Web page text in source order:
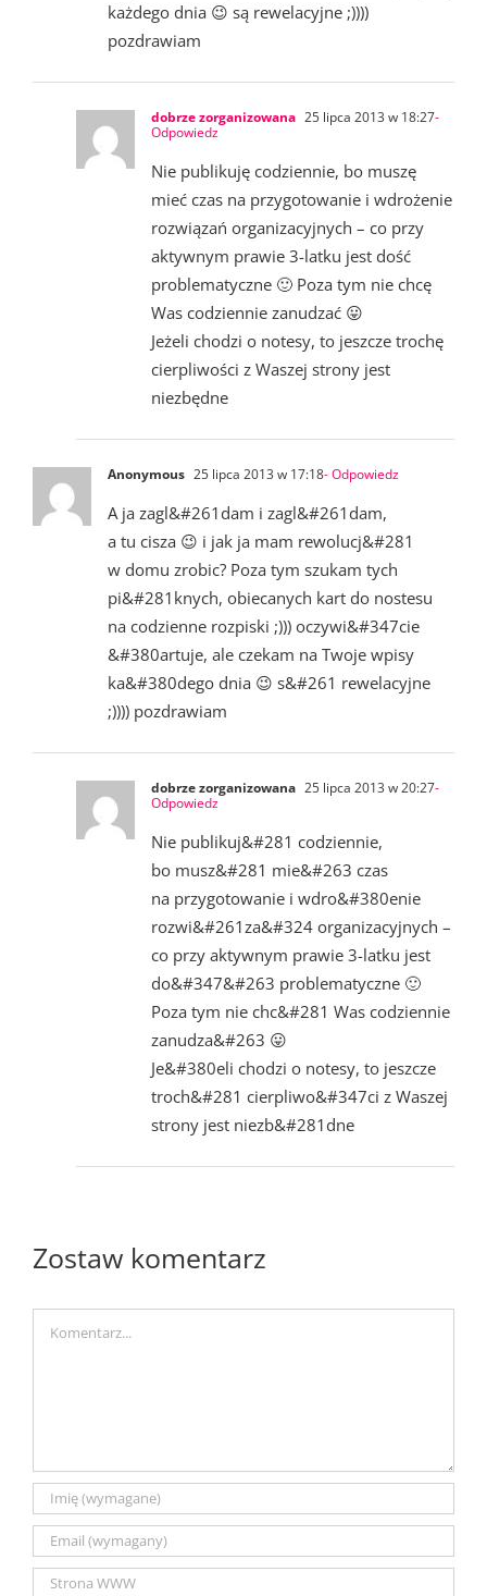
każdego dnia 😉 są rewelacyjne ;))))
pozdrawiam
dobrze zorganizowana 25 lipca 2013 w 18:27-
Odpowiedz
Nie publikuję codziennie, bo muszę
mieć czas na przygotowanie i wdrożenie
rozwiązań organizacyjnych – co przy
aktywnym prawie 3-latku jest dość
problematyczne 🙂 Poza tym nie chcę
Was codziennie zanudzać 😛
Jeżeli chodzi o notesy, to jeszcze trochę
cierpliwości z Waszej strony jest
niezbędne
Anonymous 25 lipca 2013 w 17:18- Odpowiedz
A ja zagl&#261dam i zagl&#261dam,
a tu cisza 😉 i jak ja mam rewolucj&#281
w domu zrobic? Poza tym szukam tych
pi&#281knych, obiecanych kart do nostesu
na codzienne rozpiski ;))) oczywi&#347cie
&#380artuje, ale czekam na Twoje wpisy
ka&#380dego dnia 😉 s&#261 rewelacyjne
;)))) pozdrawiam
dobrze zorganizowana 25 lipca 2013 w 20:27-
Odpowiedz
Nie publikuj&#281 codziennie,
bo musz&#281 mie&#263 czas
na przygotowanie i wdro&#380enie
rozwi&#261za&#324 organizacyjnych –
co przy aktywnym prawie 3-latku jest
do&#347&#263 problematyczne 🙂
Poza tym nie chc&#281 Was codziennie
zanudza&#263 😛
Je&#380eli chodzi o notesy, to jeszcze
troch&#281 cierpliwo&#347ci z Waszej
strony jest niezb&#281dne
Zostaw komentarz